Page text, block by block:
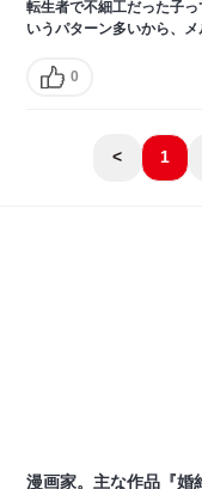
転生者で不細工だった子
いうパターン多いから、
0
< 1
漫画家。主な作品『婚